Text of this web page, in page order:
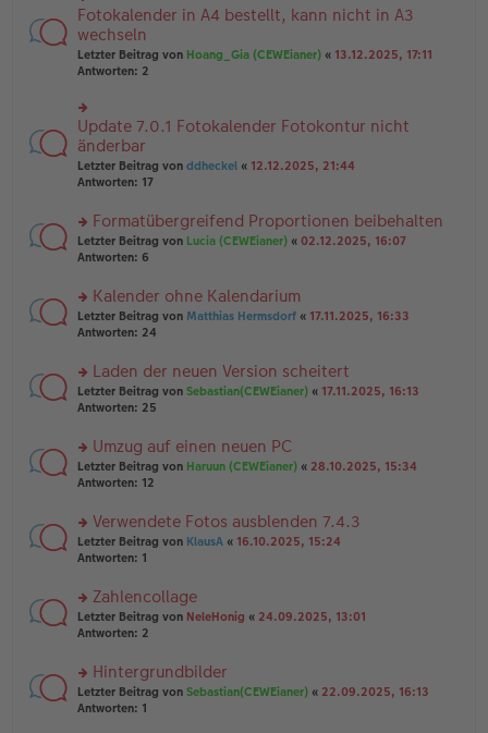
tr
a
g
es
e
n
er
tr
a
g
rs
te
r
u
n
el
es
e
n
er
tr
a
g
Fotokalender in A4 bestellt, kann nicht in A3
wechseln
Letzter Beitrag von Hoang_Gia (CEWEianer) « 13.12.2025, 17:11
Antworten: 2
rs
te
r
u
n
el
es
e
B
ei
tr
g
Update 7.0.1 Fotokalender Fotokontur nicht
änderbar
Letzter Beitrag von ddheckel « 12.12.2025, 21:44
Antworten: 17
rs
te
n
g
el
e
n
er
tr
a
g
Formatübergreifend Proportionen beibehalten
Letzter Beitrag von Lucia (CEWEianer) « 02.12.2025, 16:07
Antworten: 6
rs
te
n
g
el
e
n
er
tr
a
g
Kalender ohne Kalendarium
Letzter Beitrag von Matthias Hermsdorf « 17.11.2025, 16:33
Antworten: 24
rs
te
n
g
el
e
n
er
tr
a
g
Laden der neuen Version scheitert
Letzter Beitrag von Sebastian(CEWEianer) « 17.11.2025, 16:13
Antworten: 25
rs
te
n
g
el
e
n
er
tr
a
g
Umzug auf einen neuen PC
Letzter Beitrag von Haruun (CEWEianer) « 28.10.2025, 15:34
Antworten: 12
rs
te
n
g
el
e
n
er
Verwendete Fotos ausblenden 7.4.3
Letzter Beitrag von KlausA « 16.10.2025, 15:24
Antworten: 1
rs
te
n
g
el
Zahlencollage
Letzter Beitrag von NeleHonig « 24.09.2025, 13:01
Antworten: 2
rs
te
Hintergrundbilder
Letzter Beitrag von Sebastian(CEWEianer) « 22.09.2025, 16:13
Antworten: 1